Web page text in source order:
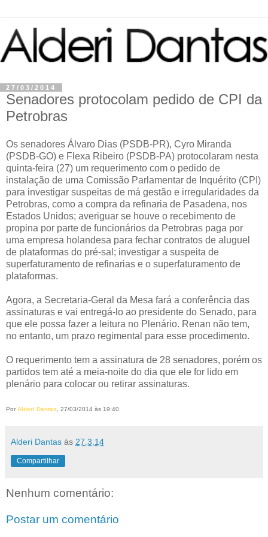
27/03/2014
Senadores protocolam pedido de CPI da
Petrobras
Os senadores Álvaro Dias (PSDB-PR), Cyro Miranda
(PSDB-GO) e Flexa Ribeiro (PSDB-PA) protocolaram nesta
quinta-feira (27) um requerimento com o pedido de
instalação de uma Comissão Parlamentar de Inquérito (CPI)
para investigar suspeitas de má gestão e irregularidades da
Petrobras, como a compra da refinaria de Pasadena, nos
Estados Unidos; averiguar se houve o recebimento de
propina por parte de funcionários da Petrobras paga por
uma empresa holandesa para fechar contratos de aluguel
de plataformas do pré-sal; investigar a suspeita de
superfaturamento de refinarias e o superfaturamento de
plataformas.
Agora, a Secretaria-Geral da Mesa fará a conferência das
assinaturas e vai entregá-lo ao presidente do Senado, para
que ele possa fazer a leitura no Plenário. Renan não tem,
no entanto, um prazo regimental para esse procedimento.
O requerimento tem a assinatura de 28 senadores, porém os
partidos tem até a meia-noite do dia que ele for lido em
plenário para colocar ou retirar assinaturas.
Por Alderi Dantas, 27/03/2014 às 19:40
Alderi Dantas às 27.3.14
Compartilhar
Nenhum comentário:
Postar um comentário